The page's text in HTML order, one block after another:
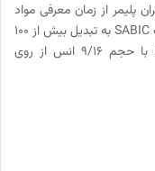
پلیمر از زمان معرفی مواد
LNP ELCRIN iQ در اواخر 2019، شرکت SABIC به تبدیل بیش از 100
میلیون بطری آب یک بار مصرف PET با حجم 9/16 انس از روی